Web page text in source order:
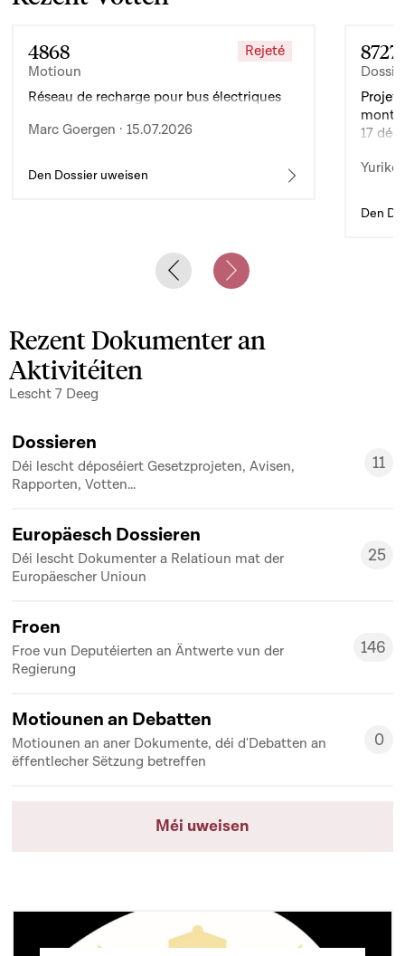
4868
Motioun
Rejeté
Réseau de recharge pour bus électriques
Marc Goergen · 15.07.2026
Den Dossier uweisen
8727
Projet
17
Yuriko
Den
Previous slideNext slide
Rezent Dokumenter an
Aktivitéiten
Lescht 7 Deeg
Dossieren
Déi lescht déposéiert Gesetzprojeten, Avisen,
Rapporten, Votten...
11
11
Europäesch Dossieren
Déi lescht Dokumenter a Relatioun mat der
Europäescher Unioun
25
25
Froen
Froe vun Deputéierten an Äntwerte vun der
Regierung
146
146
Motiounen an Debatten
Motiounen an aner Dokumente, déi d'Debatten an
ëffentlecher Sëtzung betreffen
0
0
Méi uweisen